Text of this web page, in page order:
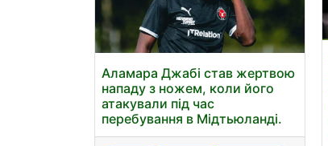
Аламара Джабі став жертвою
нападу з ножем, коли його
атакували під час
перебування в Мідтьюланді.